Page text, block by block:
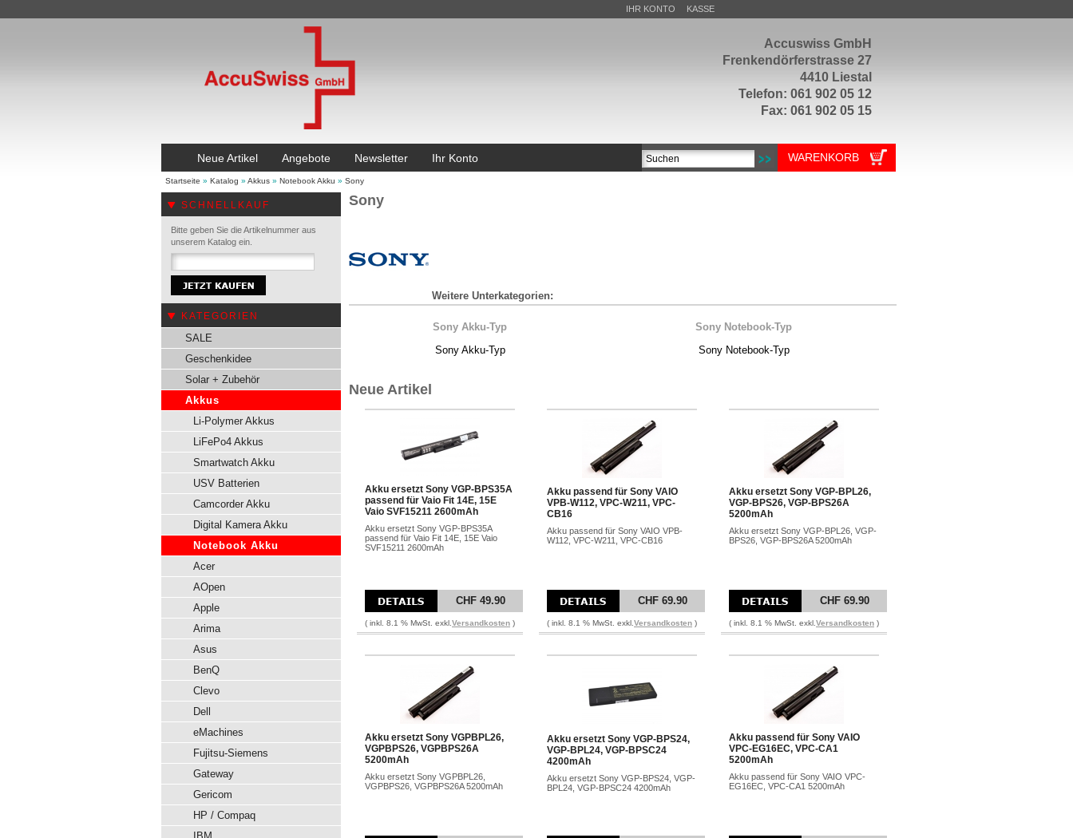
Accuswiss GmbH
Frenkendörferstrasse 27
4410 Liestal
Telefon: 061 902 05 12
Fax: 061 902 05 15
IHR KONTO KASSE
Neue Artikel Angebote Newsletter Ihr Konto WARENKORB
Startseite » Katalog » Akkus » Notebook Akku » Sony
SCHNELLKAUF
Bitte geben Sie die Artikelnummer aus
unserem Katalog ein.
KATEGORIEN
SALE
Geschenkidee
Solar + Zubehör
Akkus
Li-Polymer Akkus
LiFePo4 Akkus
Smartwatch Akku
USV Batterien
Camcorder Akku
Digital Kamera Akku
Notebook Akku
Acer
AOpen
Apple
Arima
Asus
BenQ
Clevo
Dell
eMachines
Fujitsu-Siemens
Gateway
Gericom
HP / Compaq
Sony
Weitere Unterkategorien:
Sony Akku-Typ
Sony Akku-Typ
Sony Notebook-Typ
Sony Notebook-Typ
Neue Artikel
Akku ersetzt Sony VGP-BPS35A
passend für Vaio Fit 14E, 15E
Vaio SVF15211 2600mAh
Akku ersetzt Sony VGP-BPS35A
passend für Vaio Fit 14E, 15E Vaio
SVF15211 2600mAh
CHF 49.90
( inkl. 8.1 % MwSt. exkl. Versandkosten )
Akku passend für Sony VAIO
VPB-W112, VPC-W211, VPC-
CB16
Akku passend für Sony VAIO VPB-
W112, VPC-W211, VPC-CB16
CHF 69.90
( inkl. 8.1 % MwSt. exkl. Versandkosten )
Akku ersetzt Sony VGP-BPL26,
VGP-BPS26, VGP-BPS26A
5200mAh
Akku ersetzt Sony VGP-BPL26, VGP-
BPS26, VGP-BPS26A 5200mAh
CHF 69.90
( inkl. 8.1 % MwSt. exkl. Versandkosten )
Akku ersetzt Sony VGPBPL26,
VGPBPS26, VGPBPS26A
5200mAh
Akku ersetzt Sony VGPBPL26,
VGPBPS26, VGPBPS26A 5200mAh
Akku ersetzt Sony VGP-BPS24,
VGP-BPL24, VGP-BPSC24
4200mAh
Akku ersetzt Sony VGP-BPS24, VGP-
BPL24, VGP-BPSC24 4200mAh
Akku passend für Sony VAIO
VPC-EG16EC, VPC-CA1
5200mAh
Akku passend für Sony VAIO VPC-
EG16EC, VPC-CA1 5200mAh